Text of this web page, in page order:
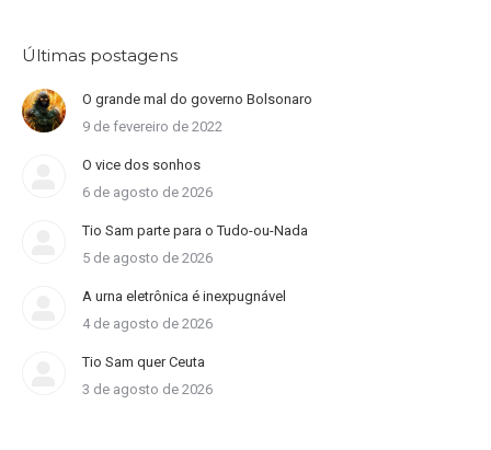
Últimas postagens
O grande mal do governo Bolsonaro
9 de fevereiro de 2022
O vice dos sonhos
6 de agosto de 2026
Tio Sam parte para o Tudo-ou-Nada
5 de agosto de 2026
A urna eletrônica é inexpugnável
4 de agosto de 2026
Tio Sam quer Ceuta
3 de agosto de 2026